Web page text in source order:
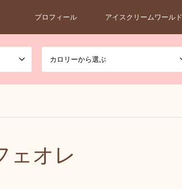
プロフィール アイスクリームワールド
カロリーから選ぶ
ェオレ